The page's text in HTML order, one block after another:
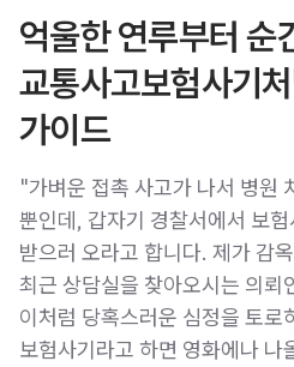
억울한 연루부터 순
교통사고보험사기
가이드
"가벼운 접촉 사고가 나서 병원
뿐인데, 갑자기 경찰서에서 보
받으러 오라고 합니다. 제가 감
최근 상담실을 찾아오시는 의뢰
이처럼 당혹스러운 심정을 토로
보험사기라고 하면 영화에나 나